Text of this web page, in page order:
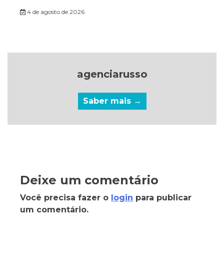
4 de agosto de 2026
agenciarusso
Saber mais →
Deixe um comentário
Você precisa fazer o login para publicar
um comentário.